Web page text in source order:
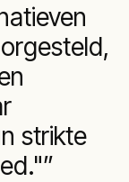
strikte